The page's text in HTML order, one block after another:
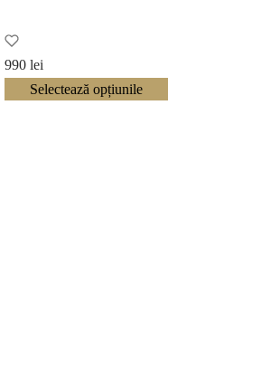
990 lei
Selectează opțiunile